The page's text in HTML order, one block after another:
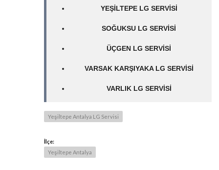
YEŞILTEPE LG SERVISI
SOĞUKSU LG SERVISI
ÜÇGEN LG SERVISI
VARSAK KARŞIYAKA LG SERVISI
VARLIK LG SERVISI
Yeşiltepe Antalya LG Servisi
İlçe:
Yeşiltepe Antalya